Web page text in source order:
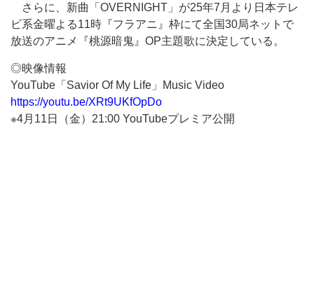
さらに、新曲「OVERNIGHT」が25年7月より日本テレ
ビ系金曜よる11時『フラアニ』枠にて全国30局ネットで
放送のアニメ『桃源暗鬼』OP主題歌に決定している。
◎映像情報
YouTube「Savior Of My Life」Music Video
https://youtu.be/XRt9UKfOpDo
※4月11日（金）21:00 YouTubeプレミア公開